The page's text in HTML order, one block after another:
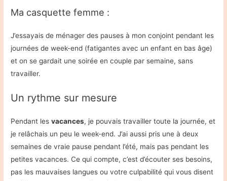
Ma casquette femme :
J’essayais de ménager des pauses à mon conjoint pendant les
journées de week-end (fatigantes avec un enfant en bas âge)
et on se gardait une soirée en couple par semaine, sans
travailler.
Un rythme sur mesure
Pendant lesvacances, je pouvais travailler toute la journée, et
je relâchais un peu le week-end. J’ai aussi pris une à deux
semaines de vraie pause pendant l’été, mais pas pendant les
petites vacances. Ce qui compte, c’est d’écouter ses besoins,
pas les mauvaises langues ou votre culpabilité qui vous disent